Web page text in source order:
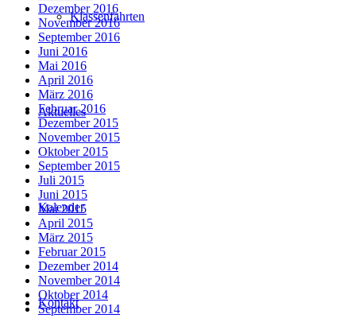
Klassenfahrten
Aktuelles
Kalender
Kontakt
Dezember 2016
November 2016
September 2016
Juni 2016
Mai 2016
April 2016
März 2016
Februar 2016
Dezember 2015
November 2015
Oktober 2015
September 2015
Juli 2015
Juni 2015
Mai 2015
April 2015
März 2015
Februar 2015
Dezember 2014
November 2014
Oktober 2014
September 2014